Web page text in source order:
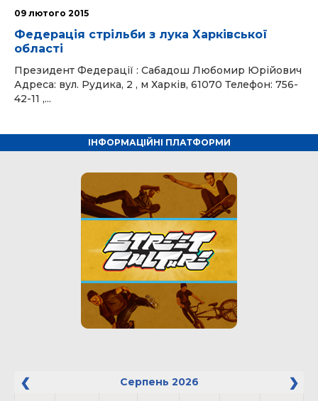
09 лютого 2015
Федерація стрільби з лука Харківської
області
Президент Федерації : Сабадош Любомир Юрійович
Адреса: вул. Рудика, 2 , м Харків, 61070 Телефон: 756-
42-11 ,...
ІНФОРМАЦІЙНІ ПЛАТФОРМИ
Серпень 2026